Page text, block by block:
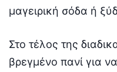
μαγειρική σόδα ή
Στο τέλος της
βρεγμένο πανί για